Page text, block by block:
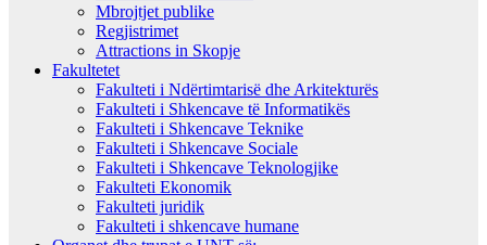
Mbrojtjet publike
Regjistrimet
Attractions in Skopje
Fakultetet
Fakulteti i Ndërtimtarisë dhe Arkitekturës
Fakulteti i Shkencave të Informatikës
Fakulteti i Shkencave Teknike
Fakulteti i Shkencave Sociale
Fakulteti i Shkencave Teknologjike
Fakulteti Ekonomik
Fakulteti juridik
Fakulteti i shkencave humane